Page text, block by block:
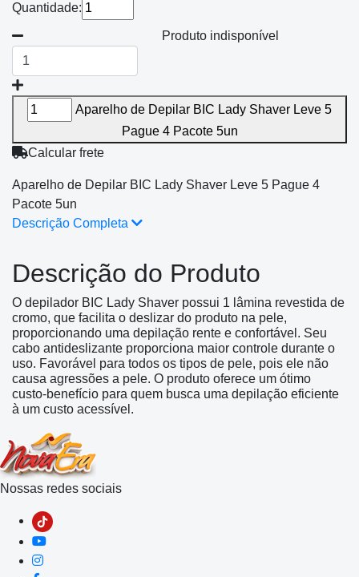
Quantidade:
Produto indisponível
Aparelho de Depilar BIC Lady Shaver Leve 5
Pague 4 Pacote 5un
Calcular frete
Aparelho de Depilar BIC Lady Shaver Leve 5 Pague 4
Pacote 5un
Descrição Completa
Descrição do Produto
O depilador BIC Lady Shaver possui 1 lâmina revestida de
cromo, que facilita o deslizar do produto na pele,
proporcionando uma depilação rente e confortável. Seu
cabo antideslizante proporciona maior controle durante o
uso. Favorável para todos os tipos de pele, pois ele não
causa agressões a pele. O produto oferece um ótimo
custo-benefício para quem busca uma depilação eficiente
à um custo acessível.
Nossas redes sociais